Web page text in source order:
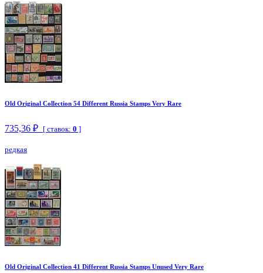
Old Original Collection 54 Different Russia Stamps Very Rare
735,36 ₽ [ ставок: 0 ]
редкая
Old Original Collection 41 Different Russia Stamps Unused Very Rare